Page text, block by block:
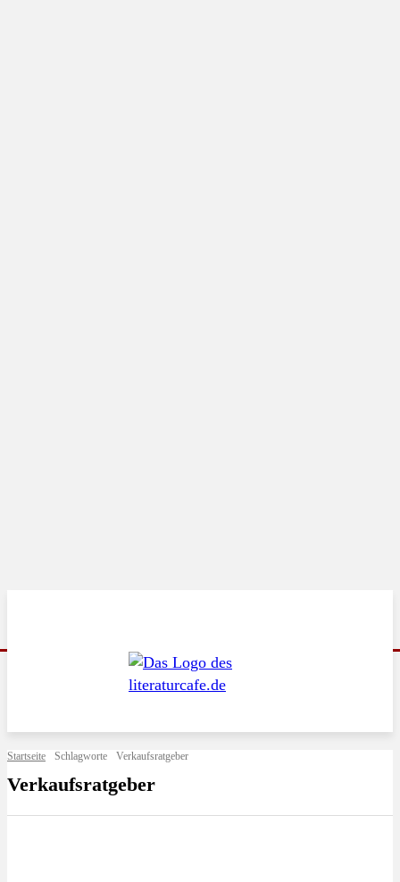
Startseite Schlagworte Verkaufsratgeber
Verkaufsratgeber